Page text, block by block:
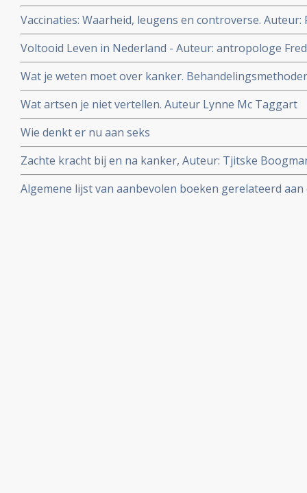
Vaccinaties: Waarheid, leugens en controverse. Auteur:
Voltooid Leven in Nederland - Auteur: antropologe
ervaren, willen en doen als zij het leven voltooid vinden
Wat je weten moet over kanker.
Auteur Lynne McTaggert
Wat artsen je niet vertellen. Auteur Lynne Mc Taggart
Wie denkt er nu aan seks
Zachte kracht bij en na kanker, Auteur: Tjitske
Janneke Boshouwers. Yoga bij en na kanker.
Algemene lijst van aanbevolen boeken gerelateerd